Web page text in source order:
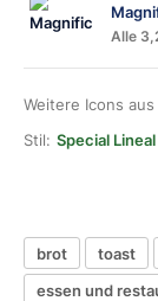
Alle
Weitere Icons
Stil: Special Lineal
brot toast
essen und